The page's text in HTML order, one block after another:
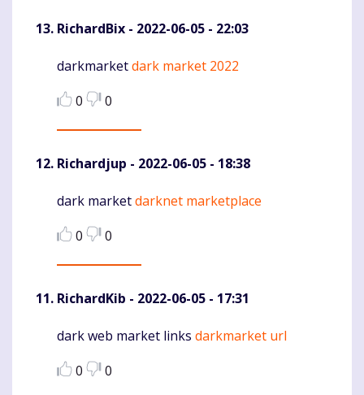
RichardBix - 2022-06-05 - 22:03
Komentaras
darkmarketdark market 2022
0
0
Richardjup - 2022-06-05 - 18:38
Komentaras
dark marketdarknet marketplace
0
0
RichardKib - 2022-06-05 - 17:31
Komentaras
dark web market links darkmarket url
0
0